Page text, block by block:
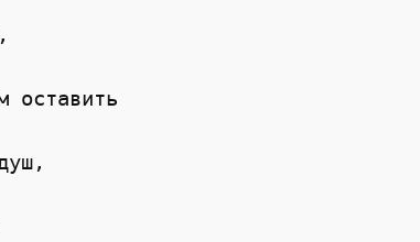
оставить